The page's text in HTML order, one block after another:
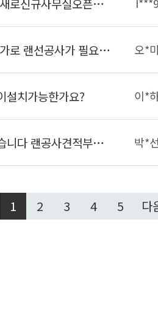
사무실에 추가로 랜선공사가 필요합니다.연락주세요 오*
설치가능한가요? 이*
오늘이사했습니다 랜공사견적부탁드려요 박*
1 2 3 4 5 다